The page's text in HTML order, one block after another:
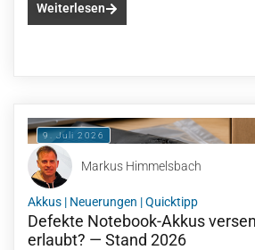
Weiterlesen
9. Juli 2026
Markus Himmelsbach
Akkus | Neuerungen |Quicktipp
Defekte Notebook-Akkus
erlaubt? — Stand 2026